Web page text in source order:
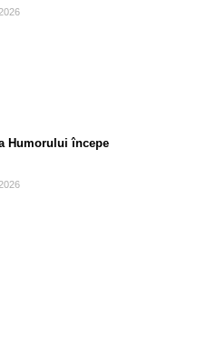
Humorului începe